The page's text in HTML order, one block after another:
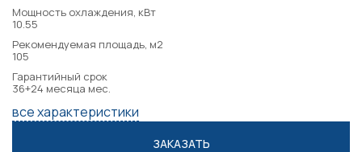
Мощность охлаждения, кВт
10.55
Рекомендуемая площадь, м2
105
Гарантийный срок
36+24 месяца мес.
все характеристики
ЗАКАЗАТЬ